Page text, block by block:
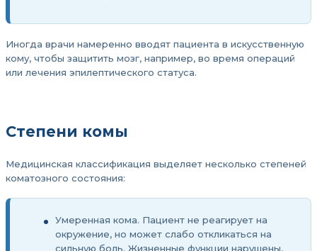
Иногда врачи намеренно вводят пациента в искусственную
кому, чтобы защитить мозг, например, во время операций
или лечения эпилептического статуса.
Степени комы
Медицинская классификация выделяет несколько степеней
коматозного состояния:
Умеренная кома. Пациент не реагирует на
окружение, но может слабо откликаться на
сильную боль. Жизненные функции нарушены,